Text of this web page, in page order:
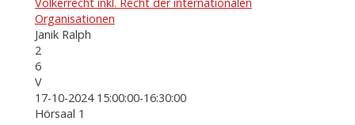
Völkerrecht inkl. Recht der internationalen
Organisationen
Janik Ralph
2
6
V
17-10-2024 15:00:00-16:30:00
Hörsaal 1